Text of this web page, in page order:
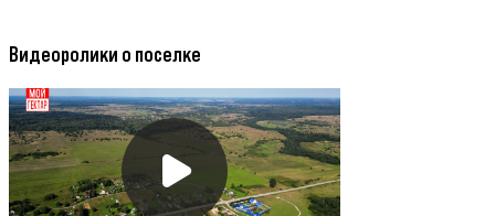
Видеоролики о поселке